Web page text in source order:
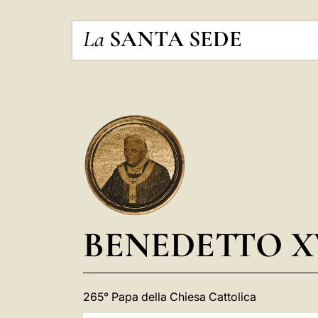
La SANTA SEDE
BENEDETTO
265° Papa della Chiesa Cattolica